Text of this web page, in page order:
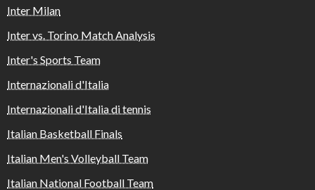
Inter Milan
Inter vs. Torino Match Analysis
Inter's Sports Team
Internazionali d'Italia
Internazionali d'Italia di tennis
Italian Basketball Finals
Italian Men's Volleyball Team
Italian National Football Team